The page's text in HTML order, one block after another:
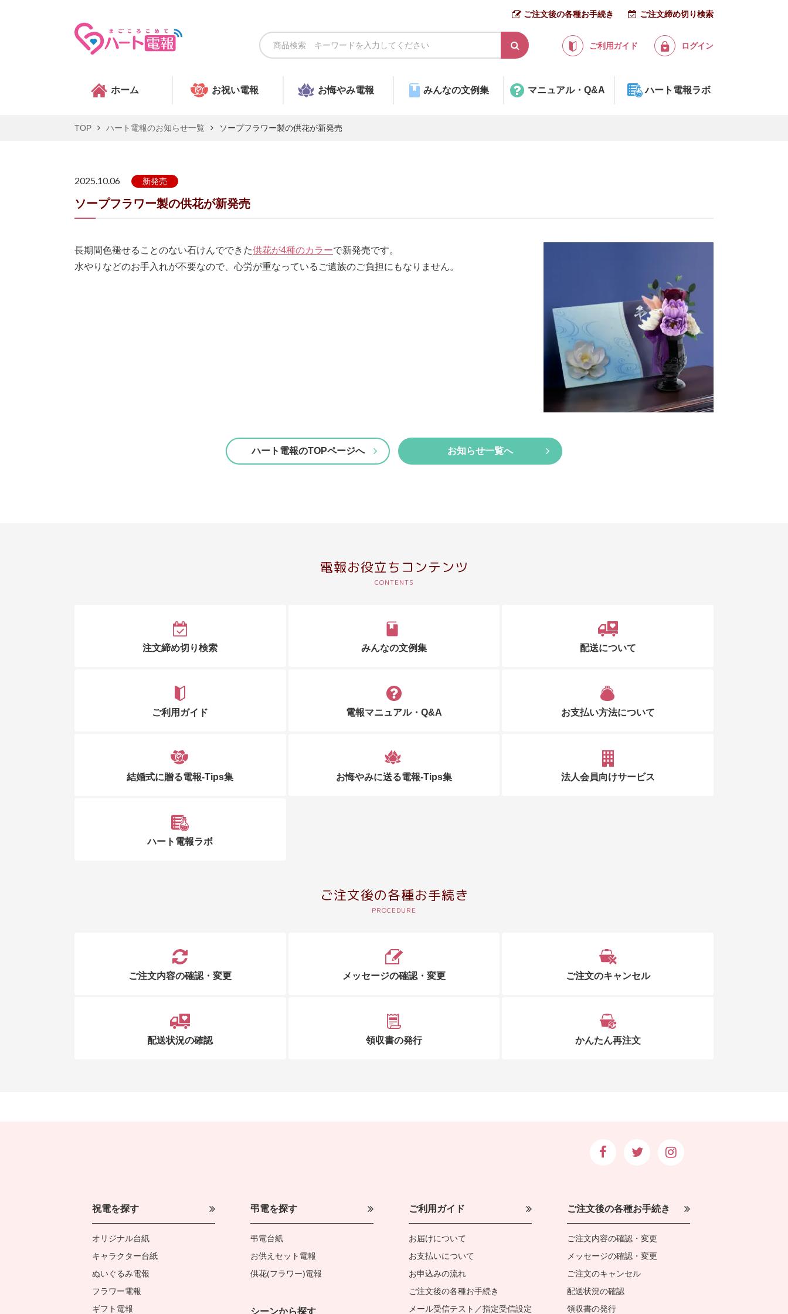
ご注文後の各種お手続き ご注文締め切り検索
ご利用ガイド ログイン
ホーム お祝い電報 お悔やみ電報 みんなの文例集 マニュアル・Q&A ハート電報ラボ
TOP ハート電報のお知らせ一覧 ソープフラワー製の供花が新発売
2025.10.06 新発売
ソープフラワー製の供花が新発売
長期間色褪せることのない石けんでできた供花が4種のカラーで新発売です。
水やりなどのお手入れが不要なので、心労が重なっているご遺族のご負担にもなりません。
お知らせ一覧へ
ハート電報のTOPページへ
電報お役立ちコンテンツ
注文締め切り検索 みんなの文例集 配送について
ご利用ガイド 電報マニュアル・Q&A お支払い方法について
結婚式に贈る電報-Tips集 お悔やみに送る電報-Tips集 法人会員向けサービス
ハート電報ラボ
ご注文後の各種お手続き
ご注文内容の確認・変更 メッセージの確認・変更 ご注文のキャンセル
配送状況の確認 領収書の発行 かんたん再注文
祝電を探す
オリジナル台紙
キャラクター台紙
ぬいぐるみ電報
フラワー電報
ギフト電報
弔電を探す
弔電台紙
お供えセット電報
供花(フラワー)電報
シーンから探す
ご利用ガイド
お届けについて
お支払いについて
お申込みの流れ
ご注文後の各種お手続き
メール受信テスト／指定受信設定
ご注文後の各種お手続き
ご注文内容の確認・変更
メッセージの確認・変更
ご注文のキャンセル
配送状況の確認
領収書の発行